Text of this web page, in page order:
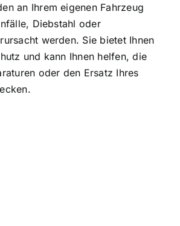
an Ihrem eigenen Fahrzeug
Diebstahl oder
werden. Sie bietet Ihnen
und kann Ihnen helfen, die
oder den Ersatz Ihres